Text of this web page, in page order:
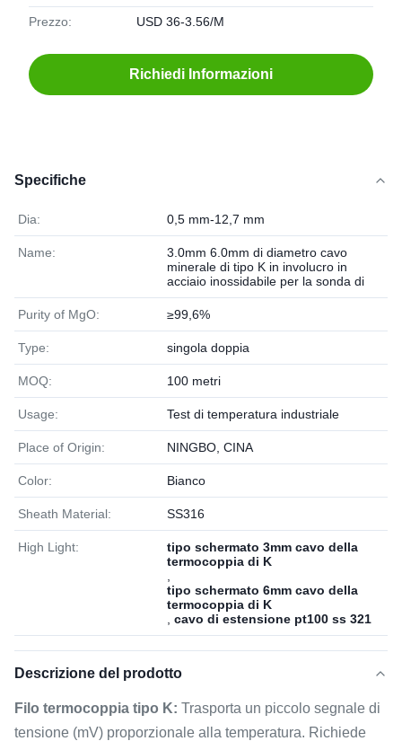
Prezzo: USD 36-3.56/M
Richiedi Informazioni
Specifiche
Dia: 0,5 mm-12,7 mm
Name:
3.0mm 6.0mm di diametro cavo
minerale di tipo K in involucro in
acciaio inossidabile per la sonda di
Purity of MgO: ≥99,6%
Type: singola doppia
MOQ: 100 metri
Usage: Test di temperatura industriale
Place of Origin: NINGBO, CINA
Color: Bianco
Sheath Material: SS316
High Light:
tipo schermato 3mm cavo della
termocoppia di K
tipo schermato 6mm cavo della
termocoppia di K
cavo di estensione pt100 ss 321
Descrizione del prodotto
Filo termocoppia tipo K: Trasporta un piccolo segnale di
tensione (mV) proporzionale alla temperatura. Richiede